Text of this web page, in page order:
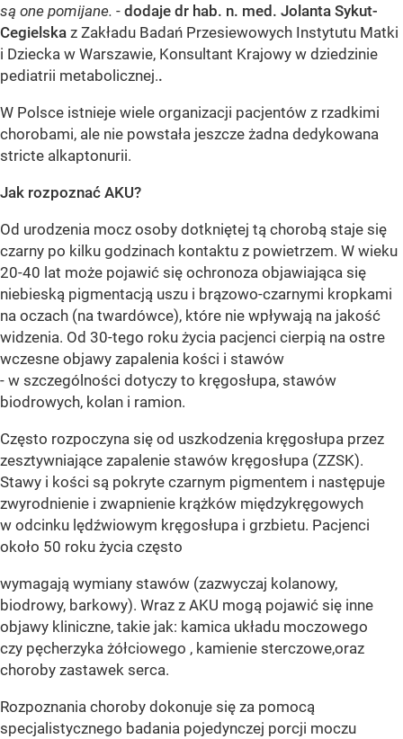
są one pomijane. - dodaje dr hab. n. med. Jolanta Sykut-
Cegielska z Zakładu Badań Przesiewowych Instytutu Matki
i Dziecka w Warszawie, Konsultant Krajowy w dziedzinie
pediatrii metabolicznej..
W Polsce istnieje wiele organizacji pacjentów z rzadkimi
chorobami, ale nie powstała jeszcze żadna dedykowana
stricte alkaptonurii.
Jak rozpoznać AKU?
Od urodzenia mocz osoby dotkniętej tą chorobą staje się
czarny po kilku godzinach kontaktu z powietrzem. W wieku
20-40 lat może pojawić się ochronoza objawiająca się
niebieską pigmentacją uszu i brązowo-czarnymi kropkami
na oczach (na twardówce), które nie wpływają na jakość
widzenia. Od 30-tego roku życia pacjenci cierpią na ostre
wczesne objawy zapalenia kości i stawów
- w szczególności dotyczy to kręgosłupa, stawów
biodrowych, kolan i ramion.
Często rozpoczyna się od uszkodzenia kręgosłupa przez
zesztywniające zapalenie stawów kręgosłupa (ZZSK).
Stawy i kości są pokryte czarnym pigmentem i następuje
zwyrodnienie i zwapnienie krążków międzykręgowych
w odcinku lędźwiowym kręgosłupa i grzbietu. Pacjenci
około 50 roku życia często
wymagają wymiany stawów (zazwyczaj kolanowy,
biodrowy, barkowy). Wraz z AKU mogą pojawić się inne
objawy kliniczne, takie jak: kamica układu moczowego
czy pęcherzyka żółciowego , kamienie sterczowe,oraz
choroby zastawek serca.
Rozpoznania choroby dokonuje się za pomocą
specjalistycznego badania pojedynczej porcji moczu